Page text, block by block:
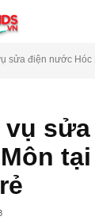
sửa điện nước Hóc